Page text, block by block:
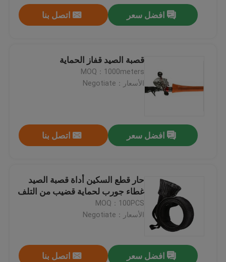
افضل سعر اتصل بنا
قصبة الصيد قفاز الحماية
MOQ：1000meters
الأسعار：Negotiate
افضل سعر اتصل بنا
حار قطع السكين أداة قصبة الصيد
غطاء جورب لحماية قضيب من التلف
MOQ：100PCS
الأسعار：Negotiate
افضل سعر اتصل بنا